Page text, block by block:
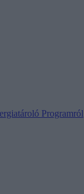
Programról